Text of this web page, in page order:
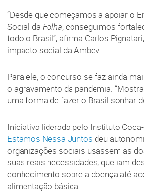
“Desde que começamos a apoiar o
Social da Folha, conseguimos
todo o Brasil”, afirma Carlos
impacto social da Ambev.
Para ele, o concurso se faz ainda
o agravamento da pandemia.
uma forma de fazer o Brasil sonhar
Iniciativa liderada pelo Instituto
Estamos Nessa Juntos deu
organizações sociais usassem as
suas reais necessidades, que iam
conhecimento sobre a doença até
alimentação básica.